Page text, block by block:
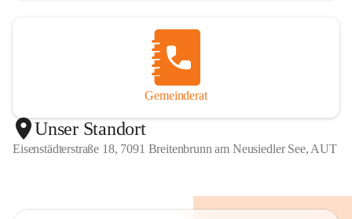
Gemeinderat
Unser Standort
Eisenstädterstraße 18, 7091 Breitenbrunn am Neusiedler See, AUT